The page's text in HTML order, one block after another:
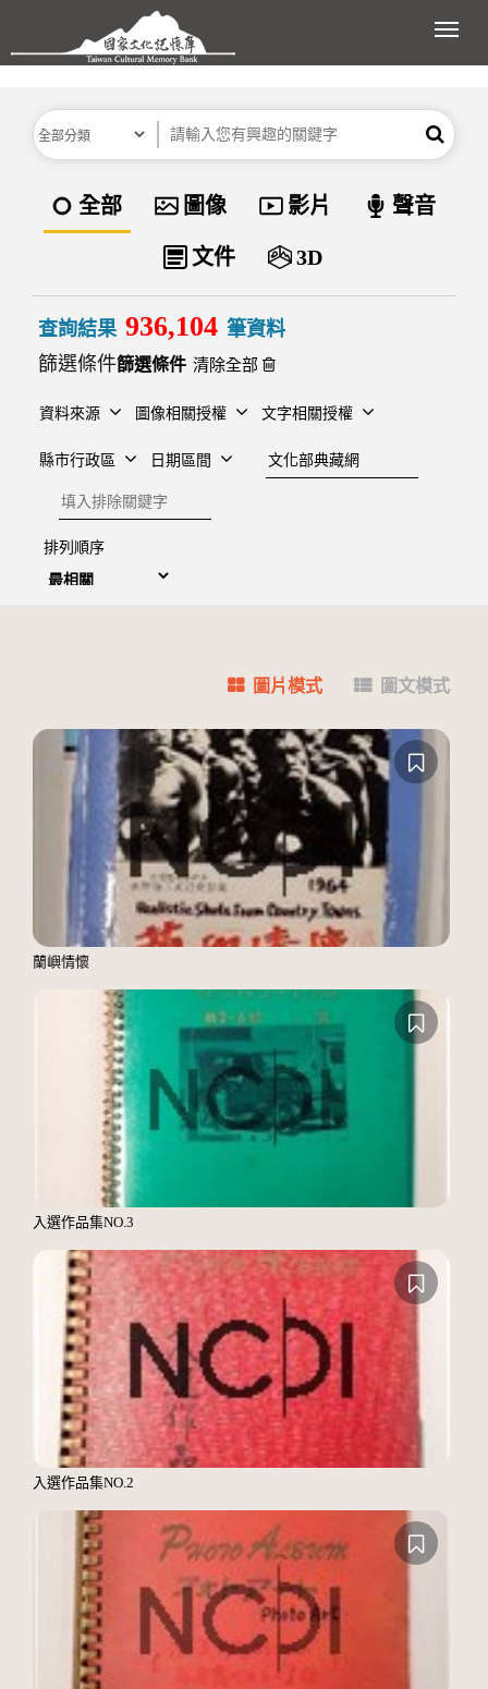
跳到主要內容區塊
展
分類 關鍵字 搜尋
資料類型
全部 圖像 影片 聲音
文件 3D
查詢結果 936,104 筆資料
篩選條件
清除全部
資料來源 圖像相關授權 文字相關授權
縣市行政區 日期區間
建檔單位
排除關鍵字
排列順序
圖片模式 圖文模式
蘭嶼情懷
入選作品集NO.3
入選作品集NO.2